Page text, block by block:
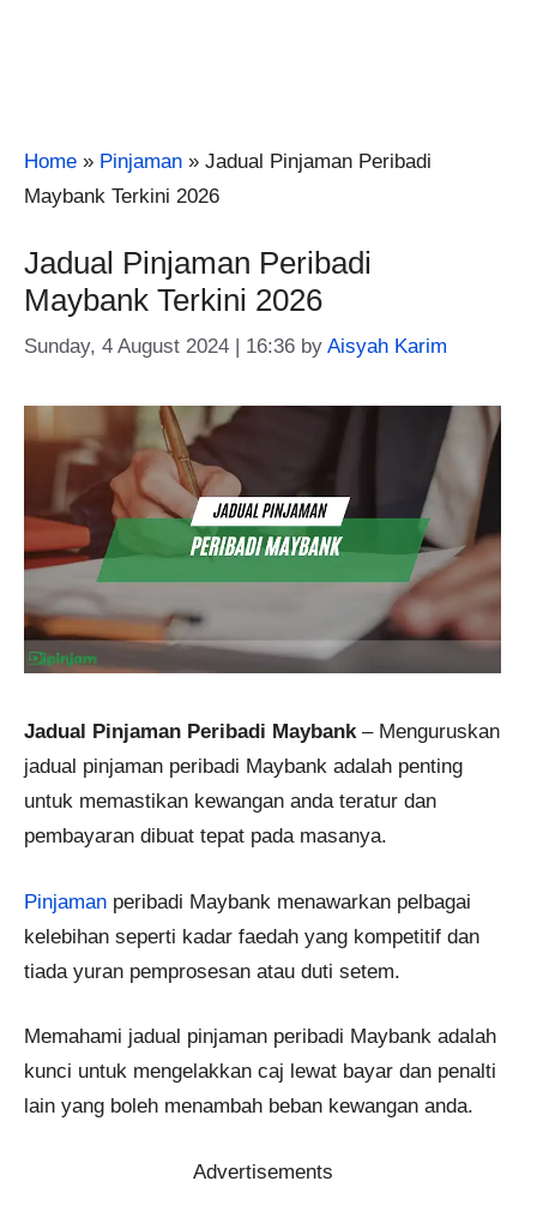
Home » Pinjaman » Jadual Pinjaman Peribadi
Maybank Terkini 2026
Jadual Pinjaman Peribadi
Maybank Terkini 2026
Sunday, 4 August 2024 | 16:36 by Aisyah Karim
Jadual Pinjaman Peribadi Maybank– Menguruskan
jadual pinjaman peribadi Maybank adalah penting
untuk memastikan kewangan anda teratur dan
pembayaran dibuat tepat pada masanya.
Pinjaman peribadi Maybank menawarkan pelbagai
kelebihan seperti kadar faedah yang kompetitif dan
tiada yuran pemprosesan atau duti setem.
Memahami jadual pinjaman peribadi Maybank adalah
kunci untuk mengelakkan caj lewat bayar dan penalti
lain yang boleh menambah beban kewangan anda.
Advertisements